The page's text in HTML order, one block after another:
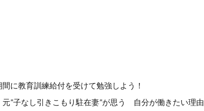
に教育訓練給付を受けて勉強しよう！
”子なし引きこもり駐在妻”が思う 自分が働きたい理由